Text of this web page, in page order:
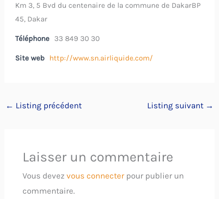
Km 3, 5 Bvd du centenaire de la commune de DakarBP
45, Dakar
Téléphone 33 849 30 30
Site web http://www.sn.airliquide.com/
← Listing précédent Listing suivant →
Laisser un commentaire
Vous devez vous connecterpour publier un
commentaire.